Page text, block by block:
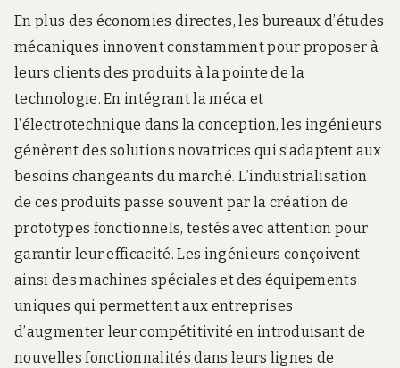
En plus des économies directes, les bureaux d’études
mécaniques innovent constamment pour proposer à
leurs clients des produits à la pointe de la
technologie. En intégrant la méca et
l’électrotechnique dans la conception, les ingénieurs
génèrent des solutions novatrices qui s’adaptent aux
besoins changeants du marché. L’industrialisation
de ces produits passe souvent par la création de
prototypes fonctionnels, testés avec attention pour
garantir leur efficacité. Les ingénieurs conçoivent
ainsi des machines spéciales et des équipements
uniques qui permettent aux entreprises
d’augmenter leur compétitivité en introduisant de
nouvelles fonctionnalités dans leurs lignes de